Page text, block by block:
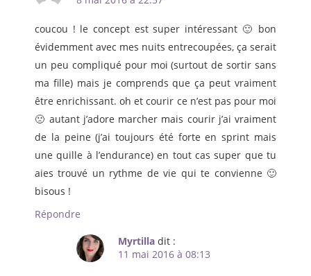
coucou ! le concept est super intéressant 🙂 bon
évidemment avec mes nuits entrecoupées, ça serait
un peu compliqué pour moi (surtout de sortir sans
ma fille) mais je comprends que ça peut vraiment
être enrichissant. oh et courir ce n’est pas pour moi
🙁 autant j’adore marcher mais courir j’ai vraiment
de la peine (j’ai toujours été forte en sprint mais
une quille à l’endurance) en tout cas super que tu
aies trouvé un rythme de vie qui te convienne 🙂
bisous !
Répondre
Myrtilla dit :
11 mai 2016 à 08:13